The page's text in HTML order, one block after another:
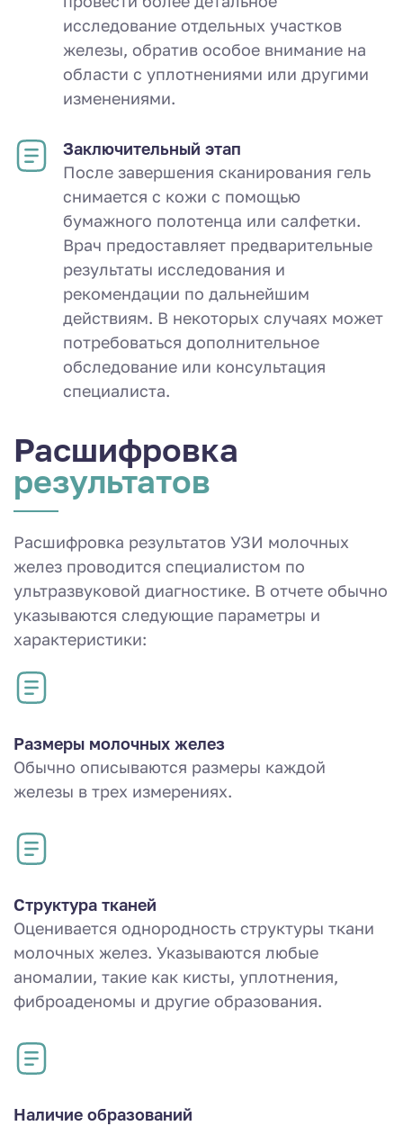
исследование отдельных участков
железы, обратив особое внимание на
области с уплотнениями или другими
изменениями.
Заключительный этап
После завершения сканирования гель
снимается с кожи с помощью
бумажного полотенца или салфетки.
Врач предоставляет предварительные
результаты исследования и
рекомендации по дальнейшим
действиям. В некоторых случаях может
потребоваться дополнительное
обследование или консультация
специалиста.
Расшифровка
результатов
Расшифровка результатов УЗИ молочных
желез проводится специалистом по
ультразвуковой диагностике. В отчете обычно
указываются следующие параметры и
характеристики:
Размеры молочных желез
Обычно описываются размеры каждой
железы в трех измерениях.
Структура тканей
Оценивается однородность структуры ткани
молочных желез. Указываются любые
аномалии, такие как кисты, уплотнения,
фиброаденомы и другие образования.
Наличие образований